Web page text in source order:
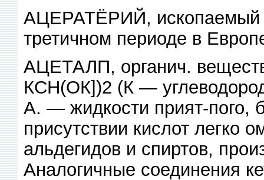
АЦЕРАТЁРИЙ, ископаемый
третичном периоде в
АЦЕТАЛП, органич.
КСН(ОК])2 (К —
А. — жидкости прият-пого,
присутствии кислот легко
альдегидов и спиртов,
Аналогичные соединения